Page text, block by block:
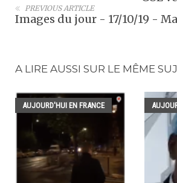
PREVIOUS ARTICLE
Images du jour - 17/10/19 -
A LIRE AUSSI SUR LE MÊME
AUJOURD'HUI EN FRANCE